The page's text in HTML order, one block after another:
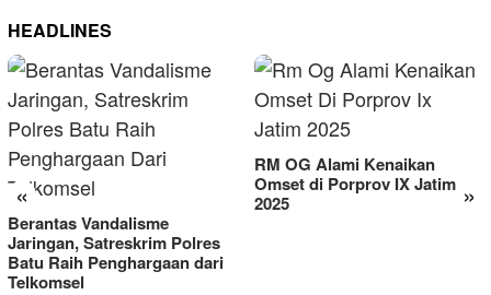
HEADLINES
« »
Berantas Vandalisme
Jaringan, Satreskrim Polres
Batu Raih Penghargaan dari
Telkomsel
RM OG Alami Kenaikan
Omset di Porprov IX Jatim
2025